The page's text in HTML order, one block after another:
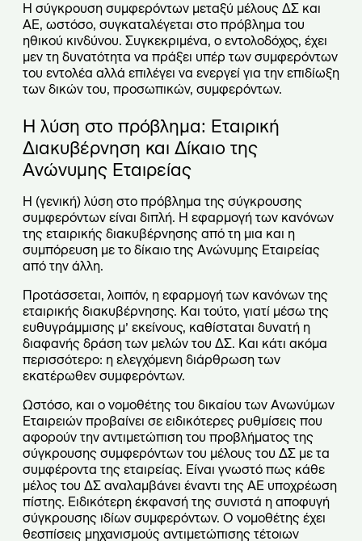
Η σύγκρουση συμφερόντων μεταξύ μέλους ΔΣ και
ΑΕ, ωστόσο, συγκαταλέγεται στο πρόβλημα του
ηθικού κινδύνου. Συγκεκριμένα, ο εντολοδόχος, έχει
μεν τη δυνατότητα να πράξει υπέρ των συμφερόντων
του εντολέα αλλά επιλέγει να ενεργεί για την επιδίωξη
των δικών του, προσωπικών, συμφερόντων.
Η λύση στο πρόβλημα: Εταιρική
Διακυβέρνηση και Δίκαιο της
Ανώνυμης Εταιρείας
Η (γενική) λύση στο πρόβλημα της σύγκρουσης
συμφερόντων είναι διπλή. Η εφαρμογή των κανόνων
της εταιρικής διακυβέρνησης από τη μια και η
συμπόρευση με το δίκαιο της Ανώνυμης Εταιρείας
από την άλλη.
Προτάσσεται, λοιπόν, η εφαρμογή των κανόνων της
εταιρικής διακυβέρνησης. Και τούτο, γιατί μέσω της
ευθυγράμμισης μ’ εκείνους, καθίσταται δυνατή η
διαφανής δράση των μελών του ΔΣ. Και κάτι ακόμα
περισσότερο: η ελεγχόμενη διάρθρωση των
εκατέρωθεν συμφερόντων.
Ωστόσο, και ο νομοθέτης του δικαίου των Ανωνύμων
Εταιρειών προβαίνει σε ειδικότερες ρυθμίσεις που
αφορούν την αντιμετώπιση του προβλήματος της
σύγκρουσης συμφερόντων του μέλους του ΔΣ με τα
συμφέροντα της εταιρείας. Είναι γνωστό πως κάθε
μέλος του ΔΣ αναλαμβάνει έναντι της ΑΕ υποχρέωση
πίστης. Ειδικότερη έκφανσή της συνιστά η αποφυγή
σύγκρουσης ιδίων συμφερόντων. Ο νομοθέτης έχει
θεσπίσεις μηχανισμούς αντιμετώπισης τέτοιων